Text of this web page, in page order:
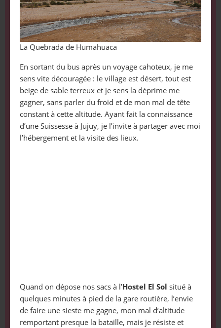
La Quebrada de Humahuaca
En sortant du bus après un voyage cahoteux, je me
sens vite découragée : le village est désert, tout est
beige de sable terreux et je sens la déprime me
gagner, sans parler du froid et de mon mal de tête
constant à cette altitude. Ayant fait la connaissance
d’une Suissesse à Jujuy, je l’invite à partager avec moi
l’hébergement et la visite des lieux.
Quand on dépose nos sacs à l’Hostel El Sol situé à
quelques minutes à pied de la gare routière, l’envie
de faire une sieste me gagne, mon mal d’altitude
remportant presque la bataille, mais je résiste et